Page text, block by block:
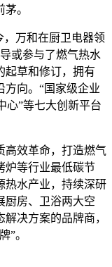
。
，万和在厨卫电器领
或参与了燃气热水
起草和修订，拥有
方向。“国家级企业
心”等七大创新平台
高效革命，打造燃气
炉等行业最低碳节
热水产业，持续深研
厨房、卫浴两大空
决方案的品牌商，
”。